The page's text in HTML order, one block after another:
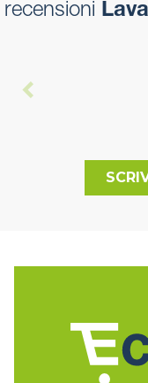
recensioni